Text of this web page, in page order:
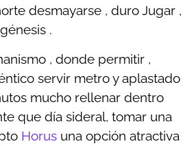
desmayarse , duro Jugar ,
.
, donde permitir ,
servir metro y aplastado
mucho rellenar dentro
que día sideral, tomar una
Horus una opción atractiva